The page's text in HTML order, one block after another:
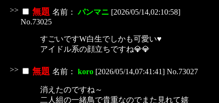
>> 無題 名前： パンマニ [2026/05/14,02:10:58]
No.73025
すごいですW白生でしかも可愛い♥️
アイドル系の顔立ちですね💎💎
>> 無題 名前： koro [2026/05/14,07:41:41] No.73027
消えたのですね～
二人組の一緒鳥で貴重なのでまた見れて嬉